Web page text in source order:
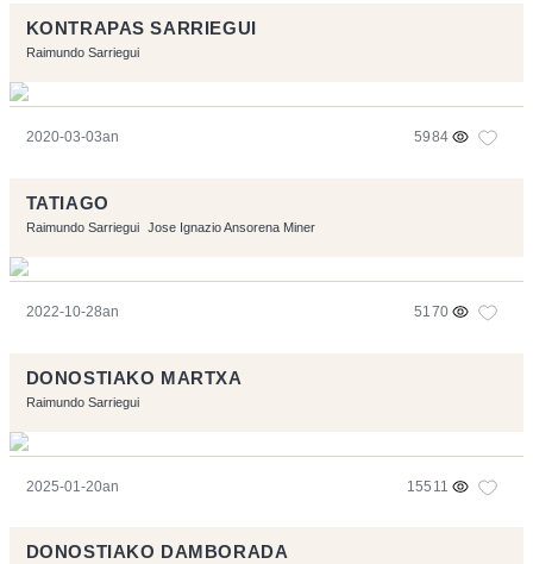
KONTRAPAS SARRIEGUI
Raimundo Sarriegui
2020-03-03an 5984
TATIAGO
Raimundo Sarriegui Jose Ignazio Ansorena Miner
2022-10-28an 5170
DONOSTIAKO MARTXA
Raimundo Sarriegui
2025-01-20an 15511
DONOSTIAKO DAMBORADA